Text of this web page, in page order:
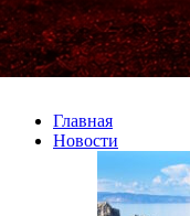
Главная
Новости